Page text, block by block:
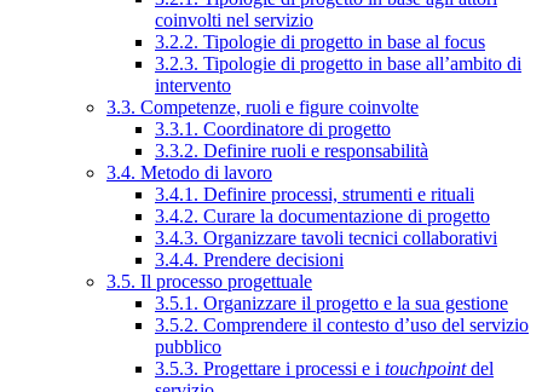
coinvolti nel servizio
3.2.2. Tipologie di progetto in base al focus
3.2.3. Tipologie di progetto in base all’ambito di
intervento
3.3. Competenze, ruoli e figure coinvolte
3.3.1. Coordinatore di progetto
3.3.2. Definire ruoli e responsabilità
3.4. Metodo di lavoro
3.4.1. Definire processi, strumenti e rituali
3.4.2. Curare la documentazione di progetto
3.4.3. Organizzare tavoli tecnici collaborativi
3.4.4. Prendere decisioni
3.5. Il processo progettuale
3.5.1. Organizzare il progetto e la sua gestione
3.5.2. Comprendere il contesto d’uso del servizio
pubblico
3.5.3. Progettare i processi e i touchpointdel